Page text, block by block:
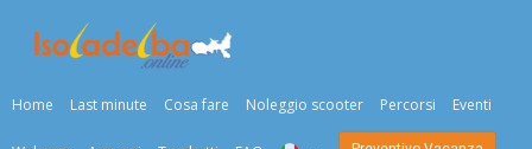
Home Last minute Cosa fare Noleggio scooter Percorsi Eventi